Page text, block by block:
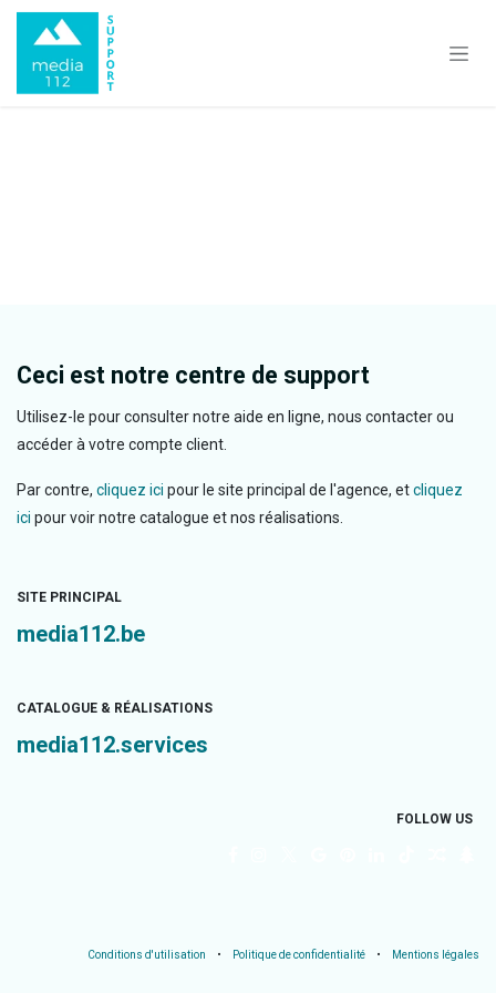
Se rendre au contenu
Ceci est notre centre de support
Utilisez-le pour consulter notre aide en ligne, nous contacter ou
accéder à votre compte client.
Par contre, cliquez ici pour le site principal de l'agence, etcliquez
ici pour voir notre catalogue et nos réalisations.
SITE PRINCIPAL
media112.be
CATALOGUE & RÉALISATIONS
media112.services
FOLLOW US
Conditions d'utilisation • Politique de confidentialité • Mentions légales